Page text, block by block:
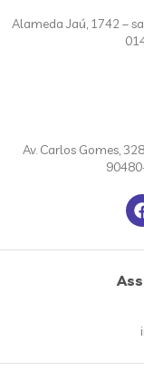
Alameda Jaú, 1742 –
Av. Carlos Gomes,